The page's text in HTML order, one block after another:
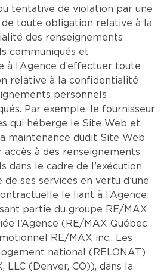
tentative de violation par une
de toute obligation relative à la
des renseignements
communiqués et
à l’Agence d’effectuer toute
relative à la confidentialité
personnels
Par exemple, le fournisseur
qui héberge le Site Web et
maintenance dudit Site Web
accès à des renseignements
dans le cadre de l’exécution
de ses services en vertu d’une
le liant à l’Agence;
partie du groupe RE/MAX
l’Agence (RE/MAX Québec
RE/MAX inc., Les
national (RELONAT)
LLC (Denver, CO)), dans la